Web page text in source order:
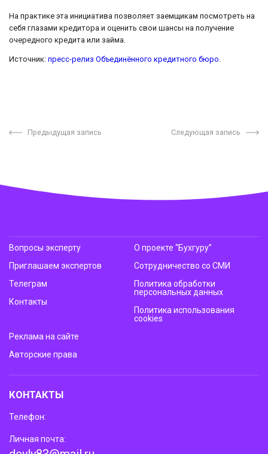
На практике эта инициатива позволяет заемщикам посмотреть на
себя глазами кредитора и оценить свои шансы на получение
очередного кредита или займа.
Источник: пресс-релиз Объединённого кредитного бюро.
Предыдущая запись Следующая запись
Вопросы эксперту
Приглашаем экспертов
Телеграм
Контакты
О проекте “Бухгуру”
Сотрудничество со СМИ
Политика обработки
персональных данных
Политика использования
cookies
Реклама на сайте
Авторские права
КОНТАКТЫ
Телефон:
Личная почта: